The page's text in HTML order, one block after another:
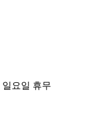
일요일 휴무